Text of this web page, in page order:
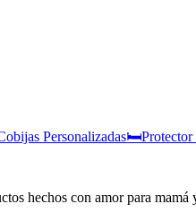
Personalizadas🛏️Protector
hechos con amor para mamá